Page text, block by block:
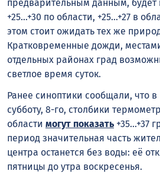
предварительным данным, будет
+25…+30 по области, +25…+27 в
этом стоит ожидать тех же
Кратковременные дожди,
отдельных районах град
светлое время суток.
Ранее синоптики сообщали, что в
субботу, 8-го, столбики
области могут показать +35…+37
период значительная часть
центра останется без воды: её
пятницы до утра воскресенья.